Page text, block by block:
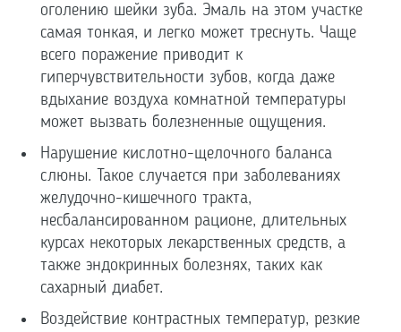
оголению шейки зуба. Эмаль на этом участке
самая тонкая, и легко может треснуть. Чаще
всего поражение приводит к
гиперчувствительности зубов, когда даже
вдыхание воздуха комнатной температуры
может вызвать болезненные ощущения.
Нарушение кислотно-щелочного баланса
слюны. Такое случается при заболеваниях
желудочно-кишечного тракта,
несбалансированном рационе, длительных
курсах некоторых лекарственных средств, а
также эндокринных болезнях, таких как
сахарный диабет.
Воздействие контрастных температур, резкие